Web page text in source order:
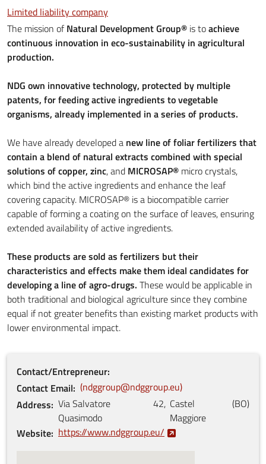
Limited liability company
The mission ofNatural Development Group® is toachieve
continuous innovation in eco-sustainability in agricultural
production.
NDG own innovative technology, protected by multiple
patents, for feeding active ingredients to vegetable
organisms, already implemented in a series of products.
We have already developed a new line of foliar fertilizers that
contain a blend of natural extracts combined with special
solutions of copper, zinc, and MICROSAP® micro crystals,
which bind the active ingredients and enhance the leaf
covering capacity. MICROSAP® is a biocompatible carrier
capable of forming a coating on the surface of leaves, ensuring
extended availability of active ingredients.
These products are sold as fertilizers but their
characteristics and effects make them ideal candidates for
developing a line of agro-drugs. These would be applicable in
both traditional and biological agriculture since they combine
equal if not greater benefits than existing market products with
lower environmental impact.
Contact/Entrepreneur
Contact Email
ndggroup@ndggroup.eu
Address Via Salvatore
Quasimodo
42, Castel
Maggiore
(BO)
Website https://www.ndggroup.eu/